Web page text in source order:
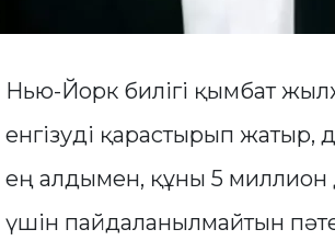
Нью-Йорк билігі қымбат
енгізуді қарастырып жатыр,
ең алдымен, құны 5 миллион
үшін пайдаланылмайтын